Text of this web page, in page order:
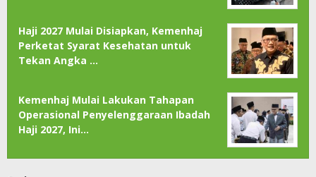
Haji 2027 Mulai Disiapkan, Kemenhaj
Perketat Syarat Kesehatan untuk
Tekan Angka …
Kemenhaj Mulai Lakukan Tahapan
Operasional Penyelenggaraan Ibadah
Haji 2027, Ini…